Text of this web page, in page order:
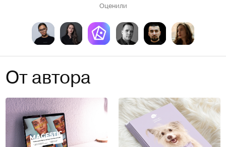
Оценили
От автора